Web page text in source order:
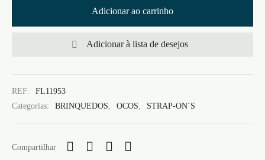
Adicionar ao carrinho
Adicionar à lista de desejos
REF:
FL11953
Categorias:
BRINQUEDOS OCOS STRAP-ON´S
Compartilhar